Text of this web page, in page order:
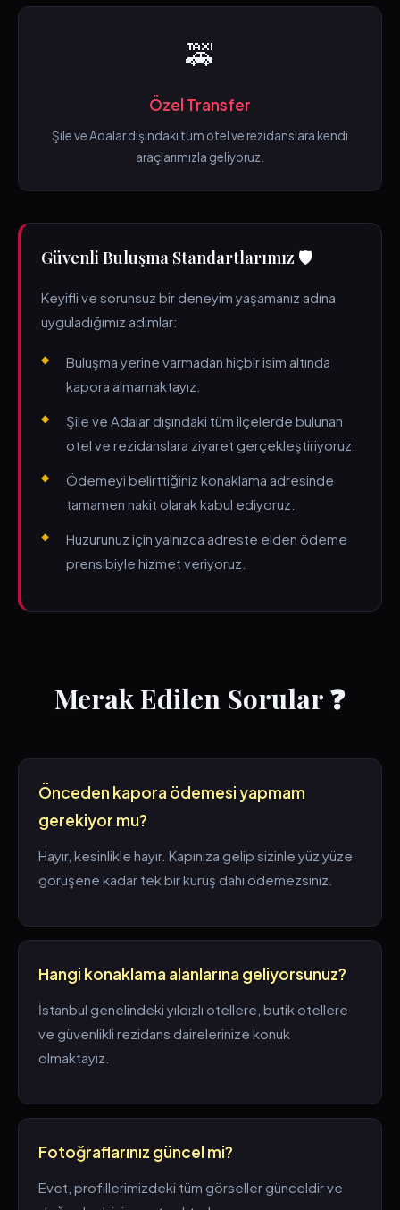
🚕
Özel Transfer
Şile ve Adalar dışındaki tüm otel ve rezidanslara kendi
araçlarımızla geliyoruz.
Güvenli Buluşma Standartlarımız 🛡️
Keyifli ve sorunsuz bir deneyim yaşamanız adına
uyguladığımız adımlar:
Buluşma yerine varmadan hiçbir isim altında
kapora almamaktayız.
Şile ve Adalar dışındaki tüm ilçelerde bulunan
otel ve rezidanslara ziyaret gerçekleştiriyoruz.
Ödemeyi belirttiğiniz konaklama adresinde
tamamen nakit olarak kabul ediyoruz.
Huzurunuz için yalnızca adreste elden ödeme
prensibiyle hizmet veriyoruz.
Merak Edilen Sorular ❓
Önceden kapora ödemesi yapmam
gerekiyor mu?
Hayır, kesinlikle hayır. Kapınıza gelip sizinle yüz yüze
görüşene kadar tek bir kuruş dahi ödemezsiniz.
Hangi konaklama alanlarına geliyorsunuz?
İstanbul genelindeki yıldızlı otellere, butik otellere
ve güvenlikli rezidans dairelerinize konuk
olmaktayız.
Fotoğraflarınız güncel mi?
Evet, profillerimizdeki tüm görseller günceldir ve